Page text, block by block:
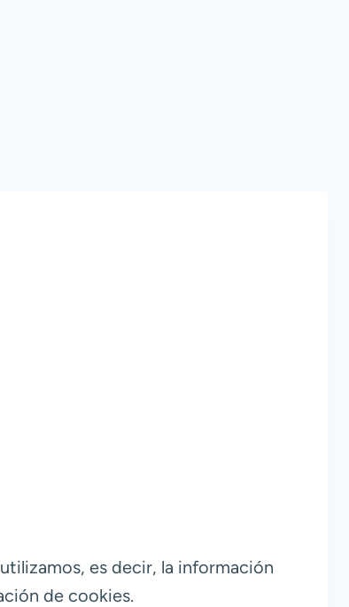
es decir, la información
de cookies.